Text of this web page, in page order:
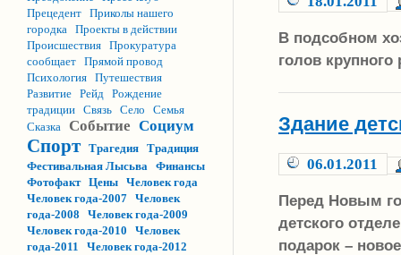
Прецедент Приколы нашего
городка Проекты в действии
Происшествия Прокуратура
сообщает Прямой провод
Психология Путешествия
Развитие Рейд Рождение
традиции Связь Село
Семья
Сказка Событие Социум
Спорт Трагедия Традиция
Фестивальная Лысьва Финансы
Фотофакт Цены Человек года
Человек года-2007 Человек
года-2008
Человек года-2009
Человек года-2010
Человек
года-2011
Человек года-2012
В подсобном
голов крупного
Здание
06.01.2011
Перед Новым
детского
подарок –